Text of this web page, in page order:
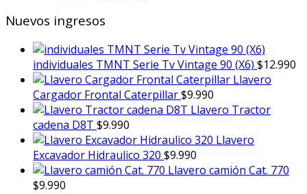
Nuevos ingresos
individuales TMNT Serie Tv Vintage 90 (X6) $12.990
Llavero
Cargador Frontal Caterpillar$9.990
Llavero Tractor
cadena D8T $9.990
Llavero
Excavador Hidraulico 320 $9.990
Llavero camión Cat. 770
$9.990